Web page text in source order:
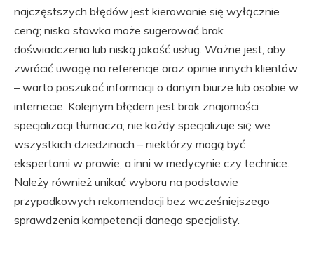
najczęstszych błędów jest kierowanie się wyłącznie
ceną; niska stawka może sugerować brak
doświadczenia lub niską jakość usług. Ważne jest, aby
zwrócić uwagę na referencje oraz opinie innych klientów
– warto poszukać informacji o danym biurze lub osobie w
internecie. Kolejnym błędem jest brak znajomości
specjalizacji tłumacza; nie każdy specjalizuje się we
wszystkich dziedzinach – niektórzy mogą być
ekspertami w prawie, a inni w medycynie czy technice.
Należy również unikać wyboru na podstawie
przypadkowych rekomendacji bez wcześniejszego
sprawdzenia kompetencji danego specjalisty.